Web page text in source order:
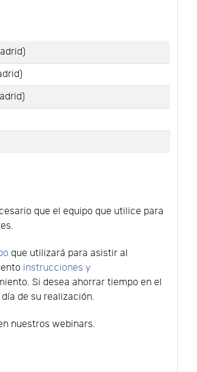
que el equipo que utilice para
que utilizará para asistir al
instrucciones y
Si desea ahorrar tiempo en el
de su realización.
nuestros webinars.